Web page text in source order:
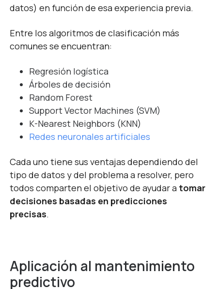
datos) en función de esa experiencia previa.
Entre los algoritmos de clasificación más
comunes se encuentran:
Regresión logística
Árboles de decisión
Random Forest
Support Vector Machines (SVM)
K-Nearest Neighbors (KNN)
Redes neuronales artificiales
Cada uno tiene sus ventajas dependiendo del
tipo de datos y del problema a resolver, pero
todos comparten el objetivo de ayudar a tomar
decisiones basadas en predicciones
precisas.
Aplicación al mantenimiento
predictivo